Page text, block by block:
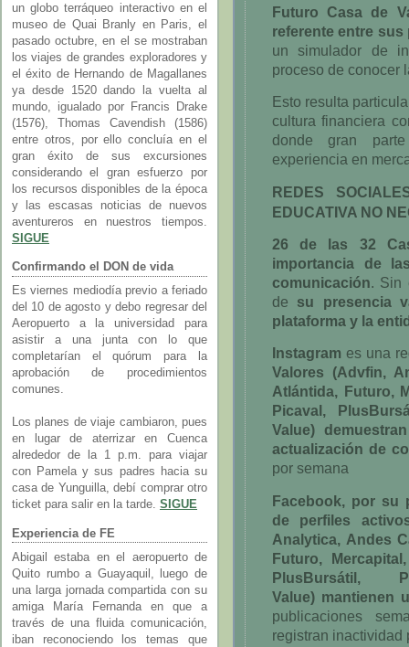
un globo terráqueo interactivo en el
museo de Quai Branly en Paris, el
pasado octubre, en el se mostraban
los viajes de grandes exploradores y
el éxito de Hernando de Magallanes
ya desde 1520 dando la vuelta al
mundo, igualado por Francis Drake
(1576), Thomas Cavendish (1586)
entre otros, por ello concluía en el
gran éxito de sus excursiones
considerando el gran esfuerzo por
los recursos disponibles de la época
y las escasas noticias de nuevos
aventureros en nuestros tiempos.
SIGUE
Confirmando el DON de vida
Es viernes mediodía previo a feriado
del 10 de agosto y debo regresar del
Aeropuerto a la universidad para
asistir a una junta con lo que
completarían el quórum para la
aprobación de procedimientos
comunes.
Los planes de viaje cambiaron, pues
en lugar de aterrizar en Cuenca
alrededor de la 1 p.m. para viajar
con Pamela y sus padres hacia su
casa de Yunguilla, debí comprar otro
ticket para salir en la tarde. SIGUE
Experiencia de FE
Abigail estaba en el aeropuerto de
Quito rumbo a Guayaquil, luego de
una larga jornada compartida con su
amiga María Fernanda en que a
través de una fluida comunicación,
iban reconociendo los temas que
Futuro Casa de
referente entre sus
un simulador de
proceso de conocer
Esto resulta
cultura financiera
donde gran
experiencia en
REDES
EDUCATIVA NO
26 de las 32
importancia de
comunicación. Sin
de su presencia
plataforma y la
Instagram es una
Valores (Advfin,
Atlántida, Futuro,
Picaval,
Value)
actualización de
por semana
Facebook, por su
de perfiles
Analytica, Andes
Futuro,
PlusBursátil,
Value) mantienen
publicaciones
registran inactividad